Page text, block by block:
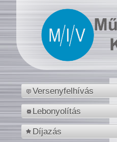
Versenyfelhívás
Lebonyolítás
Díjazás